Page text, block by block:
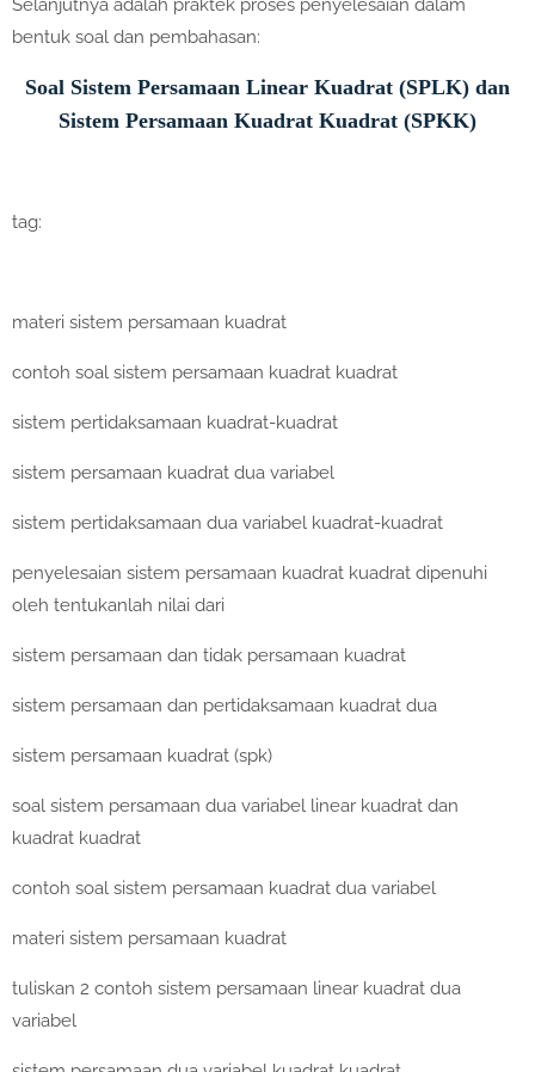
Selanjutnya adalah praktek proses penyelesaian dalam
bentuk soal dan pembahasan:
Soal Sistem Persamaan Linear Kuadrat (SPLK) dan
Sistem Persamaan Kuadrat Kuadrat (SPKK)
tag:
materi sistem persamaan kuadrat
contoh soal sistem persamaan kuadrat kuadrat
sistem pertidaksamaan kuadrat-kuadrat
sistem persamaan kuadrat dua variabel
sistem pertidaksamaan dua variabel kuadrat-kuadrat
penyelesaian sistem persamaan kuadrat kuadrat dipenuhi
oleh tentukanlah nilai dari
sistem persamaan dan tidak persamaan kuadrat
sistem persamaan dan pertidaksamaan kuadrat dua
sistem persamaan kuadrat (spk)
soal sistem persamaan dua variabel linear kuadrat dan
kuadrat kuadrat
contoh soal sistem persamaan kuadrat dua variabel
materi sistem persamaan kuadrat
tuliskan 2 contoh sistem persamaan linear kuadrat dua
variabel